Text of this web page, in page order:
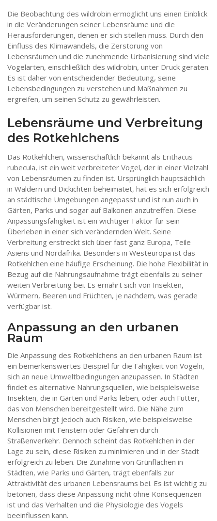
Die Beobachtung des wildrobin ermöglicht uns einen Einblick
in die Veränderungen seiner Lebensräume und die
Herausforderungen, denen er sich stellen muss. Durch den
Einfluss des Klimawandels, die Zerstörung von
Lebensräumen und die zunehmende Urbanisierung sind viele
Vogelarten, einschließlich des wildrobin, unter Druck geraten.
Es ist daher von entscheidender Bedeutung, seine
Lebensbedingungen zu verstehen und Maßnahmen zu
ergreifen, um seinen Schutz zu gewährleisten.
Lebensräume und Verbreitung
des Rotkehlchens
Das Rotkehlchen, wissenschaftlich bekannt als Erithacus
rubecula, ist ein weit verbreiteter Vogel, der in einer Vielzahl
von Lebensräumen zu finden ist. Ursprünglich hauptsächlich
in Wäldern und Dickichten beheimatet, hat es sich erfolgreich
an städtische Umgebungen angepasst und ist nun auch in
Gärten, Parks und sogar auf Balkonen anzutreffen. Diese
Anpassungsfähigkeit ist ein wichtiger Faktor für sein
Überleben in einer sich verändernden Welt. Seine
Verbreitung erstreckt sich über fast ganz Europa, Teile
Asiens und Nordafrika. Besonders in Westeuropa ist das
Rotkehlchen eine häufige Erscheinung. Die hohe Flexibilität in
Bezug auf die Nahrungsaufnahme trägt ebenfalls zu seiner
weiten Verbreitung bei. Es ernährt sich von Insekten,
Würmern, Beeren und Früchten, je nachdem, was gerade
verfügbar ist.
Anpassung an den urbanen
Raum
Die Anpassung des Rotkehlchens an den urbanen Raum ist
ein bemerkenswertes Beispiel für die Fähigkeit von Vögeln,
sich an neue Umweltbedingungen anzupassen. In Städten
findet es alternative Nahrungsquellen, wie beispielsweise
Insekten, die in Gärten und Parks leben, oder auch Futter,
das von Menschen bereitgestellt wird. Die Nähe zum
Menschen birgt jedoch auch Risiken, wie beispielsweise
Kollisionen mit Fenstern oder Gefahren durch
Straßenverkehr. Dennoch scheint das Rotkehlchen in der
Lage zu sein, diese Risiken zu minimieren und in der Stadt
erfolgreich zu leben. Die Zunahme von Grünflächen in
Städten, wie Parks und Gärten, trägt ebenfalls zur
Attraktivität des urbanen Lebensraums bei. Es ist wichtig zu
betonen, dass diese Anpassung nicht ohne Konsequenzen
ist und das Verhalten und die Physiologie des Vogels
beeinflussen kann.